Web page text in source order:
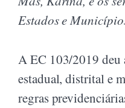
Estados e
A EC 103/2019 deu
estadual, distrital e
regras